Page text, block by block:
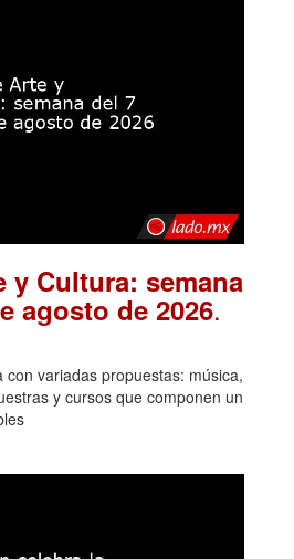
y Cultura: semana
agosto de 2026.
con variadas propuestas: música,
y cursos que componen un